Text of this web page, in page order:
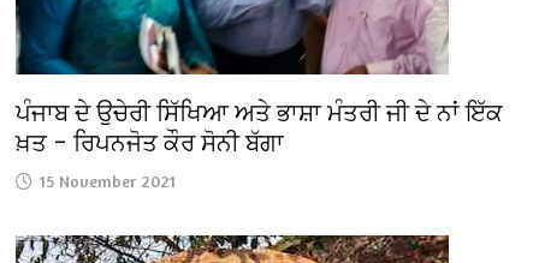
ਪੰਜਾਬ ਦੇ ਉਚੇਰੀ ਸਿੱਖਿਆ ਅਤੇ ਭਾਸ਼ਾ ਮੰਤਰੀ ਜੀ ਦੇ ਨਾਂ ਇੱਕ
ਖ਼ਤ – ਰਿਪਨਜੋਤ ਕੌਰ ਸੋਨੀ ਬੱਗਾ
15 November 2021